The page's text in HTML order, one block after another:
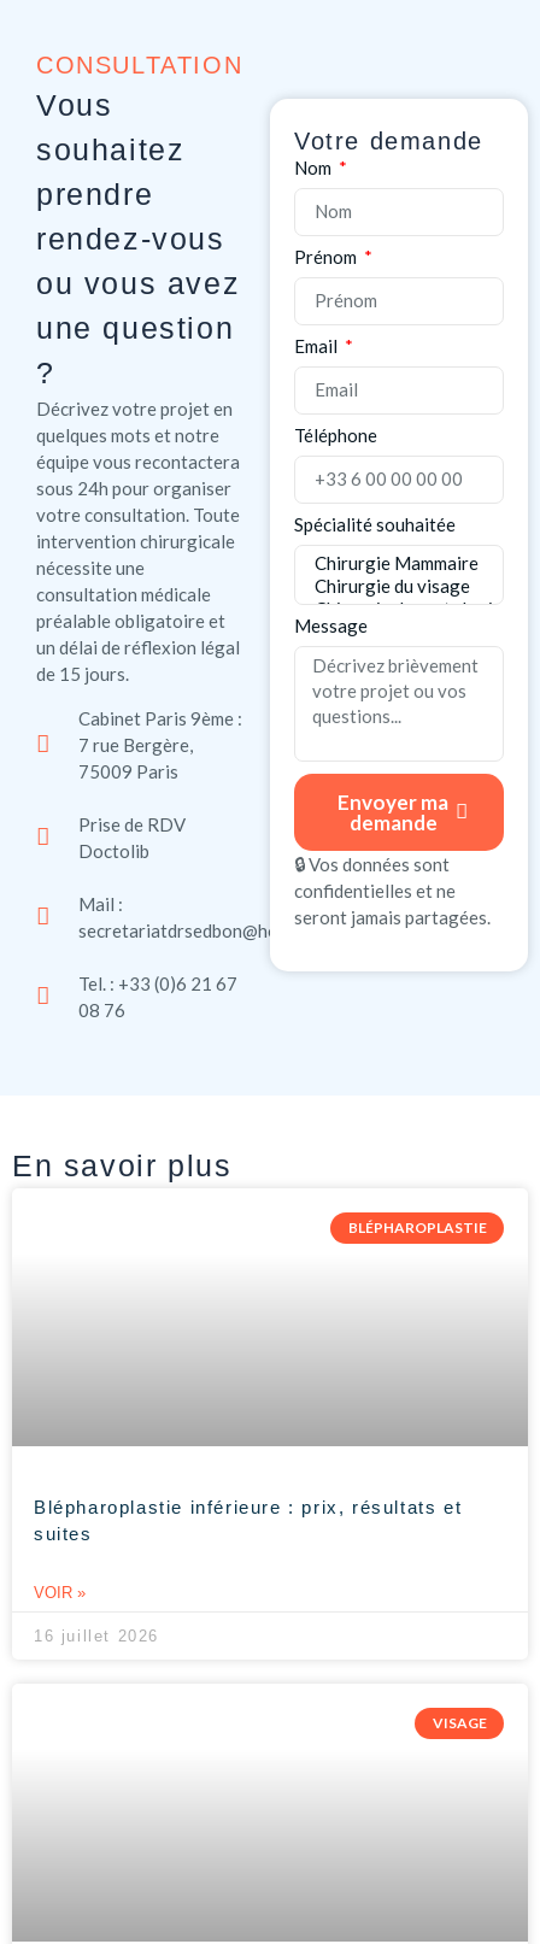
CONSULTATION
Vous
souhaitez
prendre
rendez-vous
ou vous avez
une question
?
Décrivez votre projet en
quelques mots et notre
équipe vous recontactera
sous 24h pour organiser
votre consultation. Toute
intervention chirurgicale
nécessite une
consultation médicale
préalable obligatoire et
un délai de réflexion légal
de 15 jours.
Cabinet Paris 9ème :
7 rue Bergère,
75009 Paris
Prise de RDV
Doctolib
Mail :
secretariatdrsedbon@hotmail.com
Tel. : +33 (0)6 21 67
08 76
Votre demande
Nom
Prénom
Email
Téléphone
Spécialité souhaitée
Message
Envoyer ma
demande
🔒 Vos données sont
confidentielles et ne
seront jamais partagées.
En savoir plus
BLÉPHAROPLASTIE
Blépharoplastie inférieure : prix, résultats et
suites
VOIR »
16 juillet 2026
VISAGE